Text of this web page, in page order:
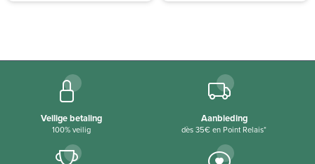
Veilige betaling
100% veilig
Aanbieding
dès 35€ en Point Relais*